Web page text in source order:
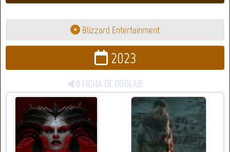
Blizzard Entertainment
2023
FICHA DE DOBLAJE